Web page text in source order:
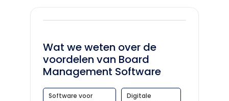
Wat we weten over de
voordelen van Board
Management Software
Software voor
Digitale